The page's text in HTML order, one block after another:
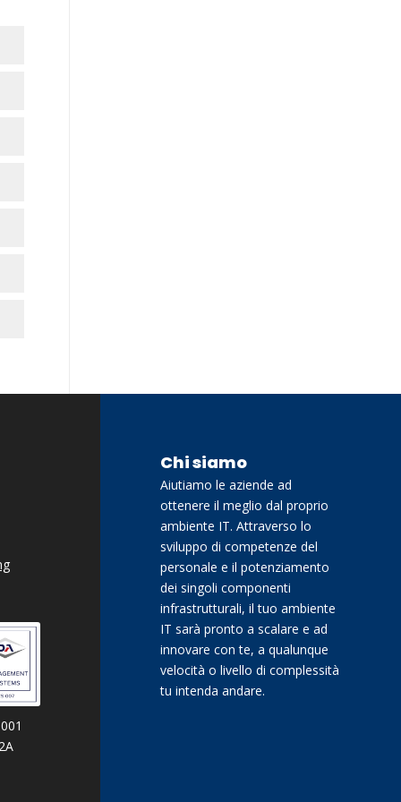
Chi siamo
Aiutiamo le aziende ad
ottenere il meglio dal proprio
ambiente IT. Attraverso lo
sviluppo di competenze del
personale e il potenziamento
dei singoli componenti
infrastrutturali, il tuo ambiente
IT sarà pronto a scalare e ad
innovare con te, a qualunque
velocità o livello di complessità
tu intenda andare.